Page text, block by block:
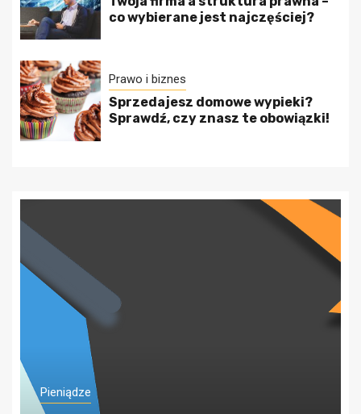
co wybierane jest najczęściej?
Prawo i biznes
Sprzedajesz domowe wypieki?
Sprawdź, czy znasz te obowiązki!